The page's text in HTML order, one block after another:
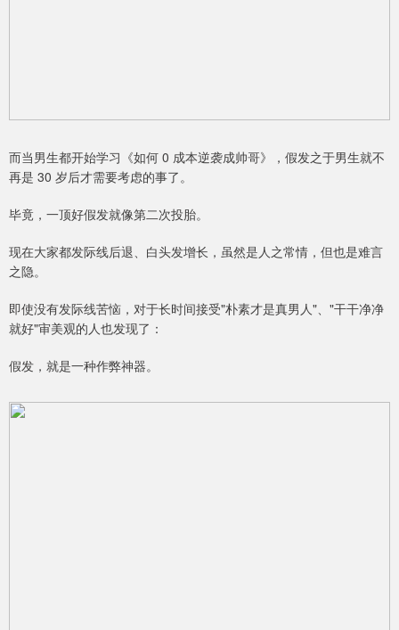
而当男生都开始学习《如何 0 成本逆袭成帅哥》，假发之于男生就不
再是 30 岁后才需要考虑的事了。
毕竟，一顶好假发就像第二次投胎。
现在大家都发际线后退、白头发增长，虽然是人之常情，但也是难言
之隐。
即使没有发际线苦恼，对于长时间接受"朴素才是真男人"、"干干净净
就好"审美观的人也发现了：
假发，就是一种作弊神器。